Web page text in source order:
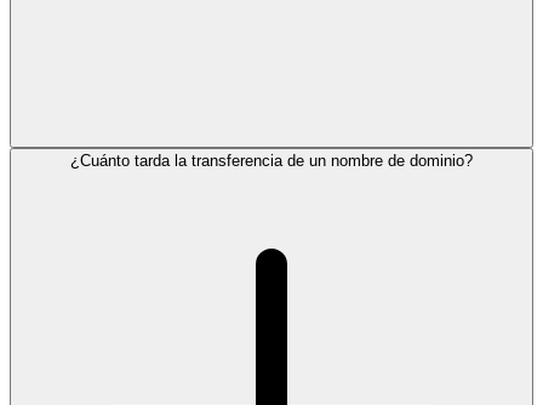
¿Cuánto tarda la transferencia de un nombre de dominio?